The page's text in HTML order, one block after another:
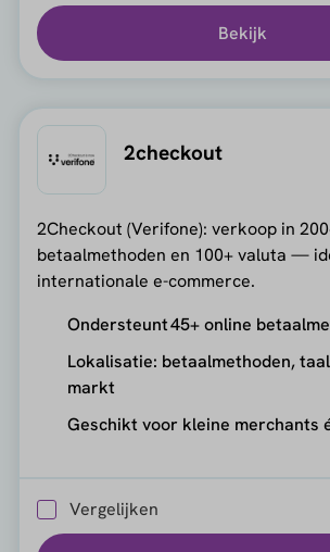
Bekijk
2checkout
2Checkout (Verifone): verkoop in
betaalmethoden en 100+ valuta —
internationale e-commerce.
Ondersteunt 45+ online
Lokalisatie: betaalmethoden,
markt
Geschikt voor kleine merchants
Vergelijken